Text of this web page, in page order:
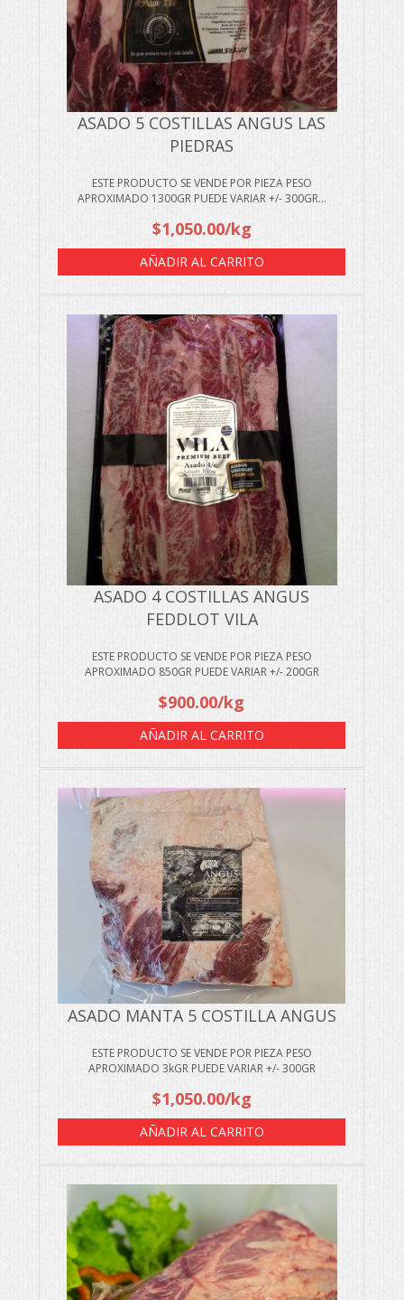
ASADO 5 COSTILLAS ANGUS LAS
PIEDRAS
ESTE PRODUCTO SE VENDE POR PIEZA PESO
APROXIMADO 1300GR PUEDE VARIAR +/- 300GR...
$1,050.00/kg
AÑADIR AL CARRITO
ASADO 4 COSTILLAS ANGUS
FEDDLOT VILA
ESTE PRODUCTO SE VENDE POR PIEZA PESO
APROXIMADO 850GR PUEDE VARIAR +/- 200GR
$900.00/kg
AÑADIR AL CARRITO
ASADO MANTA 5 COSTILLA ANGUS
ESTE PRODUCTO SE VENDE POR PIEZA PESO
APROXIMADO 3kGR PUEDE VARIAR +/- 300GR
$1,050.00/kg
AÑADIR AL CARRITO